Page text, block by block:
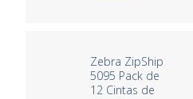
Zebra ZipShip
5095 Pack de
12 Cintas de